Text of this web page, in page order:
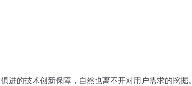
的技术创新保障，自然也离不开对用户需求的挖掘